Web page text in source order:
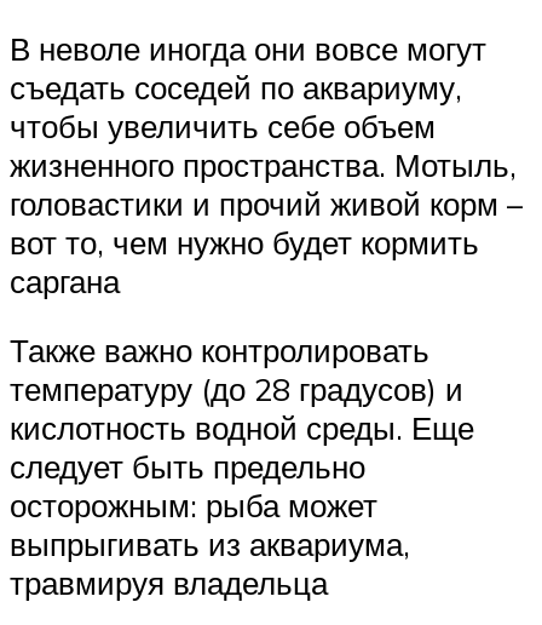
В неволе иногда они вовсе могут
съедать соседей по аквариуму,
чтобы увеличить себе объем
жизненного пространства. Мотыль,
головастики и прочий живой корм –
вот то, чем нужно будет кормить
саргана
Также важно контролировать
температуру (до 28 градусов) и
кислотность водной среды. Еще
следует быть предельно
осторожным: рыба может
выпрыгивать из аквариума,
травмируя владельца